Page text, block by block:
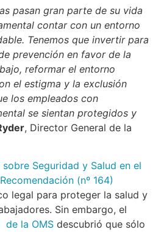
pasan gran parte de su vida
contar con un entorno
Tenemos que invertir para
prevención en favor de la
reformar el entorno
el estigma y la exclusión
los empleados con
se sientan protegidos y
, Director General de la
Seguridad y Salud en el
Recomendación (nº 164)
legal para proteger la salud y
Sin embargo, el
de la OMS descubrió que sólo